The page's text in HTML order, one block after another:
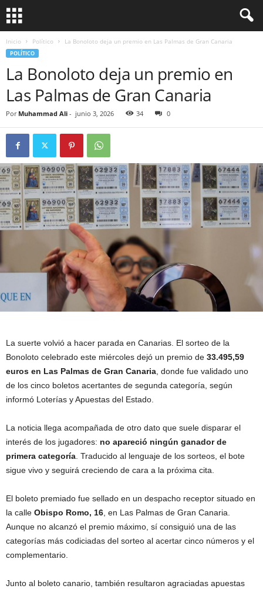
Inicio Político La Bonoloto deja un premio en Las Palmas de Gran Canaria
POLÍTICO
La Bonoloto deja un premio en
Las Palmas de Gran Canaria
Por Muhammad Ali - junio 3, 2026 34 0
La suerte volvió a hacer parada en Canarias. El sorteo de la
Bonoloto celebrado este miércoles dejó un premio de 33.495,59
euros en Las Palmas de Gran Canaria , donde fue validado uno
de los cinco boletos acertantes de segunda categoría, según
informó Loterías y Apuestas del Estado.
La noticia llega acompañada de otro dato que suele disparar el
interés de los jugadores: no apareció ningún ganador de
primera categoría . Traducido al lenguaje de los sorteos, el bote
sigue vivo y seguirá creciendo de cara a la próxima cita.
El boleto premiado fue sellado en un despacho receptor situado en
la calle Obispo Romo, 16 , en Las Palmas de Gran Canaria.
Aunque no alcanzó el premio máximo, sí consiguió una de las
categorías más codiciadas del sorteo al acertar cinco números y el
complementario.
Junto al boleto canario, también resultaron agraciadas apuestas